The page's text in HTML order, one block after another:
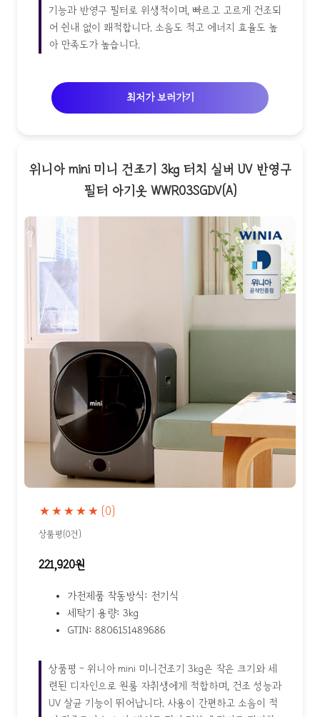
기능과 반영구 필터로 위생적이며, 빠르고 고르게 건조되
어 쉰내 없이 쾌적합니다. 소음도 적고 에너지 효율도 높
아 만족도가 높습니다.
최저가 보러가기
위니아 mini 미니 건조기 3kg 터치 실버 UV 반영구
필터 아기옷 WWR03SGDV(A)
★★★★★ (0)
상품평(0건)
221,920원
가전제품 작동방식: 전기식
세탁기 용량: 3kg
GTIN: 8806151489686
상품평 - 위니아 mini 미니건조기 3kg은 작은 크기와 세
련된 디자인으로 원룸 자취생에게 적합하며, 건조 성능과
UV 살균 기능이 뛰어납니다. 사용이 간편하고 소음이 적